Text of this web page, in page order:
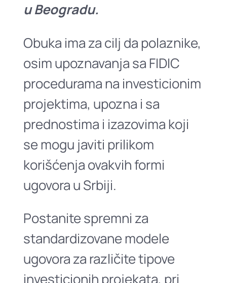
u Beogradu.
Obuka ima za cilj da polaznike,
osim upoznavanja sa FIDIC
procedurama na investicionim
projektima, upozna i sa
prednostima i izazovima koji
se mogu javiti prilikom
korišćenja ovakvih formi
ugovora u Srbiji.
Postanite spremni za
standardizovane modele
ugovora za različite tipove
investicionih projekata, pri